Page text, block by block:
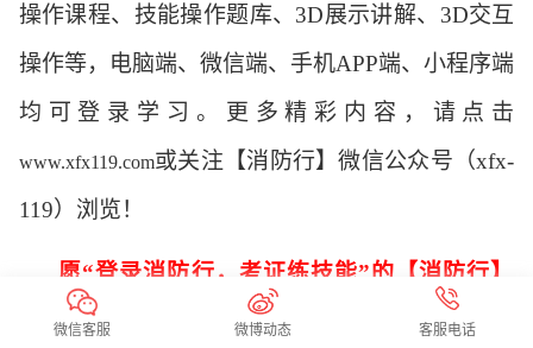
操作课程、技能操作题库、 3D展示讲解、 3D交互
操作等，电脑端、微信端、手机APP端、小程序端
均可登录学习。更多精彩内容，请点击
www.xfx119.com或关注【消防行】微信公众号（xfx-
119）浏览！
愿“登录消防行，考证练技能”的【消防行】
这一平台成为您依恋不舍、关注不忘、常用不
微信客服 微博动态 客服电话